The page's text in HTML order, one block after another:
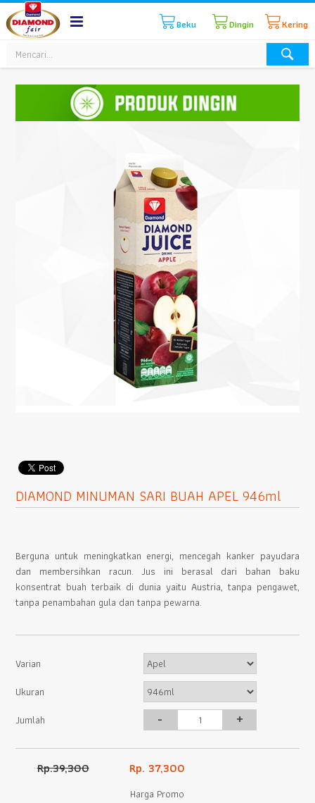
Kering
Dingin
Beku
DIAMOND MINUMAN SARI BUAH APEL 946ml
Berguna untuk meningkatkan energi, mencegah kanker payudara
dan membersihkan racun. Jus ini berasal dari bahan baku
konsentrat buah terbaik di dunia yaitu Austria, tanpa pengawet,
tanpa penambahan gula dan tanpa pewarna.
Varian
Ukuran
Jumlah
- +
Rp.39,300 Rp. 37,300
Harga Promo